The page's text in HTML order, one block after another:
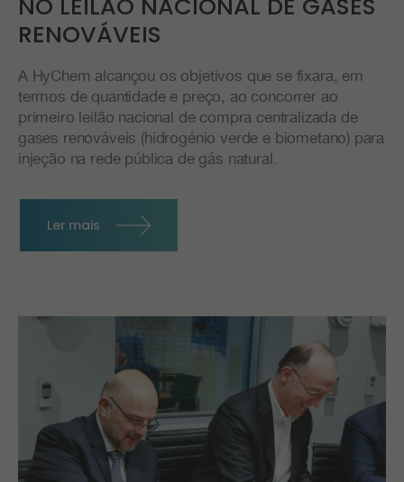
RENOVÁVEIS
A HyChem alcançou os objetivos que se fixara, em
termos de quantidade e preço, ao concorrer ao
primeiro leilão nacional de compra centralizada de
gases renováveis (hidrogénio verde e biometano) para
injeção na rede pública de gás natural.
Ler mais